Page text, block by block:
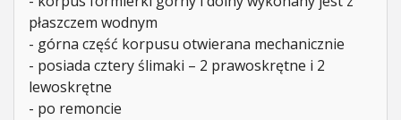
płaszczem wodnym
- górna część korpusu otwierana mechanicznie
- posiada cztery ślimaki – 2 prawoskrętne i 2
lewoskrętne
- po remoncie